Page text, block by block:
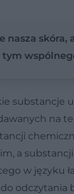
nasza skóra,
tym
substancje
na
a
w języku
odczytania